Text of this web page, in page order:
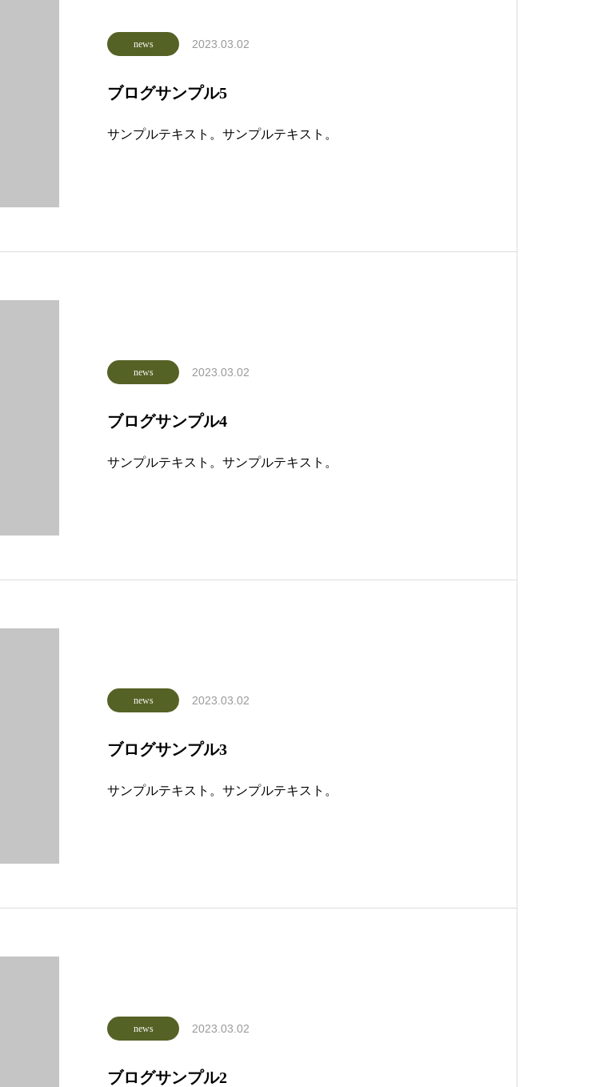
news 2023.03.02
ブログサンプル5
サンプルテキスト。サンプルテキスト。
news 2023.03.02
ブログサンプル4
サンプルテキスト。サンプルテキスト。
news 2023.03.02
ブログサンプル3
サンプルテキスト。サンプルテキスト。
news 2023.03.02
ブログサンプル2